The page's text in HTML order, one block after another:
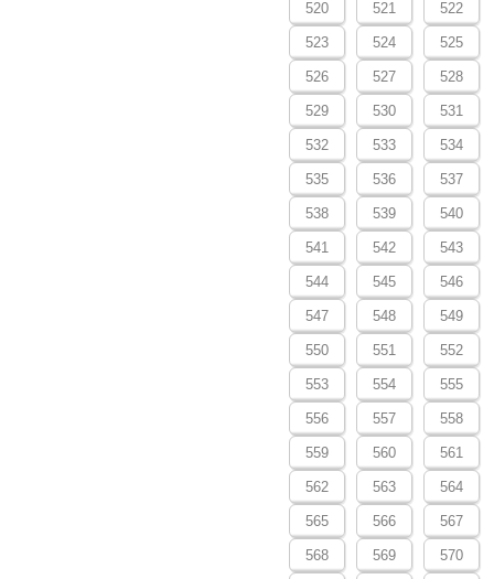
520 521 522
523 524 525
526 527 528
529 530 531
532 533 534
535 536 537
538 539 540
541 542 543
544 545 546
547 548 549
550 551 552
553 554 555
556 557 558
559 560 561
562 563 564
565 566 567
568 569 570